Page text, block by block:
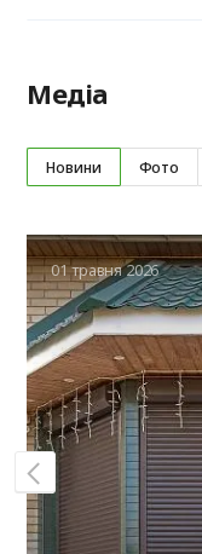
Медіа
Новини Фото
01 травня 2026